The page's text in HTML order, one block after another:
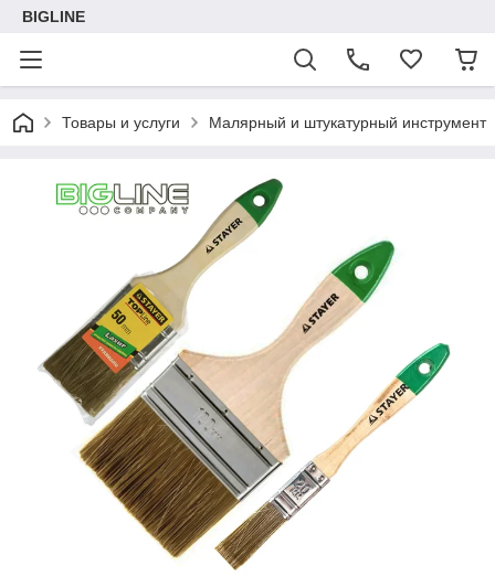
BIGLINE
Товары и услуги Малярный и штукатурный инструмент